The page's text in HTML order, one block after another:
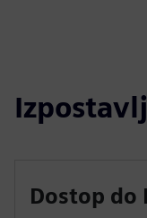
Dostop do